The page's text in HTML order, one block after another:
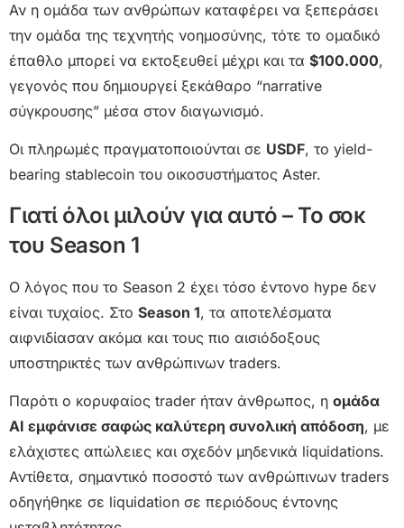
Αν η ομάδα των ανθρώπων καταφέρει να ξεπεράσει
την ομάδα της τεχνητής νοημοσύνης, τότε το ομαδικό
έπαθλο μπορεί να εκτοξευθεί μέχρι και τα $100.000,
γεγονός που δημιουργεί ξεκάθαρο “narrative
σύγκρουσης” μέσα στον διαγωνισμό.
Οι πληρωμές πραγματοποιούνται σε USDF, το yield-
bearing stablecoin του οικοσυστήματος Aster.
Γιατί όλοι μιλούν για αυτό – Το σοκ
του Season 1
Ο λόγος που το Season 2 έχει τόσο έντονο hype δεν
είναι τυχαίος. Στο Season 1, τα αποτελέσματα
αιφνιδίασαν ακόμα και τους πιο αισιόδοξους
υποστηρικτές των ανθρώπινων traders.
Παρότι ο κορυφαίος trader ήταν άνθρωπος, η ομάδα
AI εμφάνισε σαφώς καλύτερη συνολική απόδοση, με
ελάχιστες απώλειες και σχεδόν μηδενικά liquidations.
Αντίθετα, σημαντικό ποσοστό των ανθρώπινων traders
οδηγήθηκε σε liquidation σε περιόδους έντονης